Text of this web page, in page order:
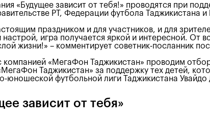
«Будущее зависит от тебя!» проводятся при
РТ, Федерации футбола Таджикистана
праздником и для участников, и для
настрой, игра получается яркой и интересной.
жизни!» – комментирует советник-
компанией «МегаФон Таджикистан» проводим
Таджикистан» за поддержку тех детей,
юношеской футбольной лиги Таджикистана
зависит от тебя»